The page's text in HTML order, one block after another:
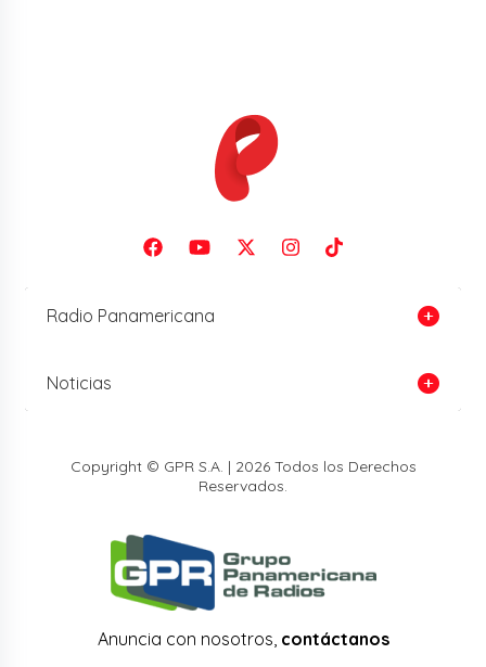
Radio Panamericana
Noticias
Copyright © GPR S.A. | 2026 Todos los Derechos
Reservados.
Anuncia con nosotros, contáctanos